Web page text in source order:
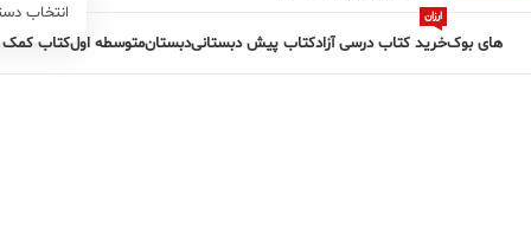
انتخاب
های بوکخرید کتاب درسی آزاد
ارزان
کتاب پیش دبستانیدبستانمتوسطه اولکتاب